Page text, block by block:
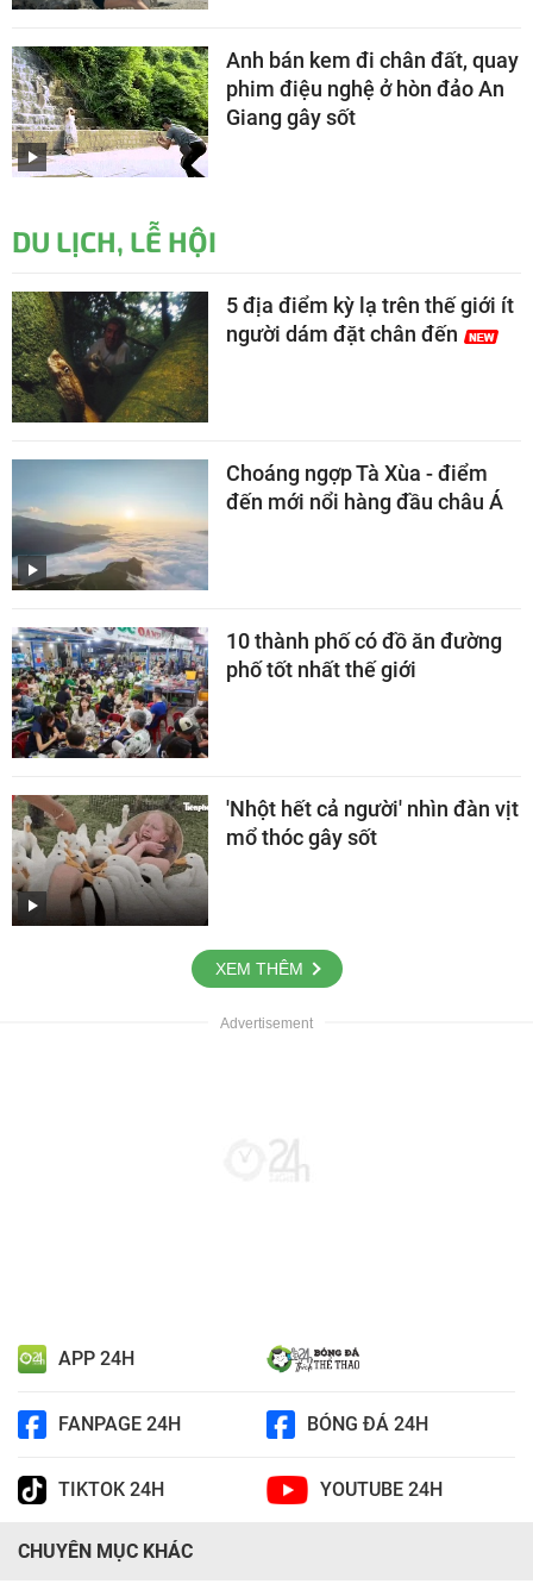
Anh bán kem đi chân đất, quay
phim điệu nghệ ở hòn đảo An
Giang gây sốt
DU LỊCH, LỄ HỘI
5 địa điểm kỳ lạ trên thế giới ít
người dám đặt chân đến
Choáng ngợp Tà Xùa - điểm
đến mới nổi hàng đầu châu Á
10 thành phố có đồ ăn đường
phố tốt nhất thế giới
'Nhột hết cả người' nhìn đàn vịt
mổ thóc gây sốt
XEM THÊM
APP 24H
FANPAGE 24H BÓNG ĐÁ 24H
TIKTOK 24H YOUTUBE 24H
CHUYÊN MỤC KHÁC